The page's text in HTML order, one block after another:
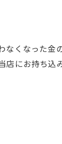
なくなった金
にお持ち込